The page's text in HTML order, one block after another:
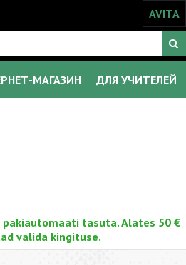
AVITA
МАГАЗИН ДЛЯ УЧИТЕЛЕЙ
tasuta. Alates 50 €
valida kingituse.